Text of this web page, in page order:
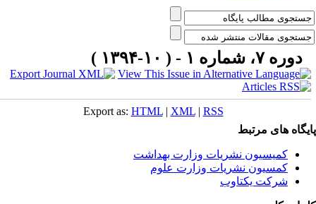
دوره ۷، شماره ۱ - ( ۱۰-۱۳۹۴ )
Export as:HTML |XML|RSS
های مرتبط
کمیسیون نشریات وزارت بهداشت
کمسیون نشریات وزارت علوم
شرکت یکتاوب